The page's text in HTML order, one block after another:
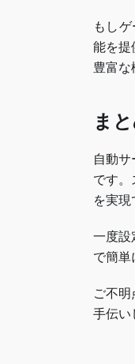
もし
能を提
豊富な
ま
自動
です
を実現
一度設
で簡単
ご不
手伝い